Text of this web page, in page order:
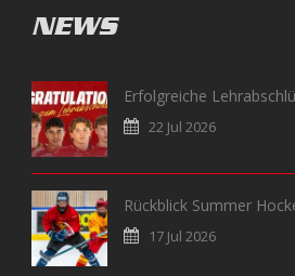
NEWS
Erfolgreiche
22 Jul 2026
Rückblick Summer
17 Jul 2026